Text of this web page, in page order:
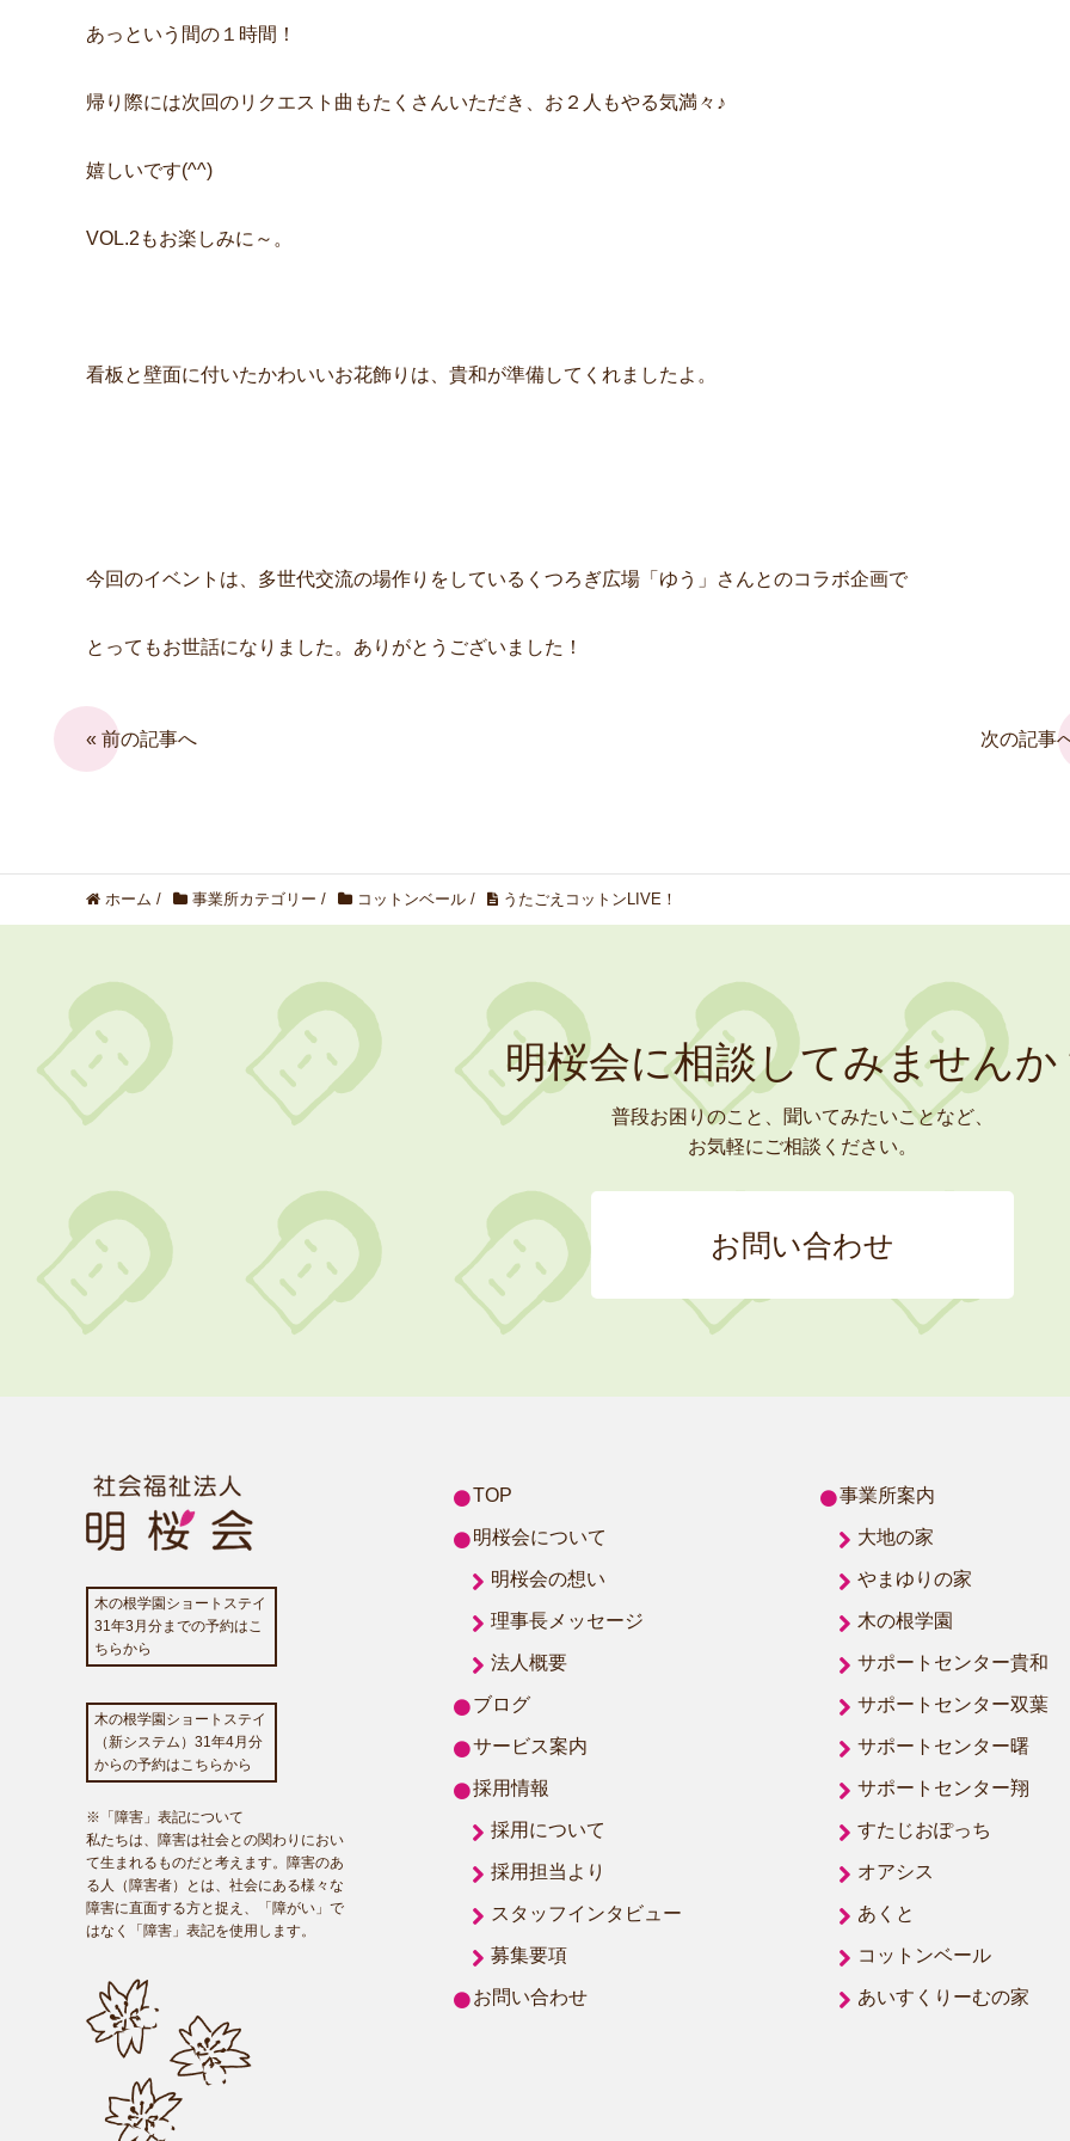
あっという間の１時間！
帰り際には次回のリクエスト曲もたくさんいただき、お２人もやる気満々♪
嬉しいです(^^)
VOL.2もお楽しみに～。
看板と壁面に付いたかわいいお花飾りは、貴和が準備してくれましたよ。
今回のイベントは、多世代交流の場作りをしているくつろぎ広場「ゆう」さんとのコラボ企画で
とってもお世話になりました。ありがとうございました！
« 前の記事へ 次の記事
ホーム / 事業所カテゴリー / コットンベール / うたごえコットンLIVE！
明桜会に相談してみませんか
普段お困りのこと、聞いてみたいことなど、
お気軽にご相談ください。
お問い合わせ
木の根学園ショートステイ
31年3月分までの予約はこ
ちらから
木の根学園ショートステイ
（新システム）31年4月分
からの予約はこちらから
※「障害」表記について
私たちは、障害は社会との関わりにおい
て生まれるものだと考えます。障害のあ
る人（障害者）とは、社会にある様々な
障害に直面する方と捉え、「障がい」で
はなく「障害」表記を使用します。
TOP
明桜会について
明桜会の想い
理事長メッセージ
法人概要
ブログ
サービス案内
採用情報
採用について
採用担当より
スタッフインタビュー
募集要項
お問い合わせ
事業所案内
大地の家
やまゆりの家
木の根学園
サポートセンター貴和
サポートセンター双葉
サポートセンター曙
サポートセンター翔
すたじおぽっち
オアシス
あくと
コットンベール
あいすくりーむの家